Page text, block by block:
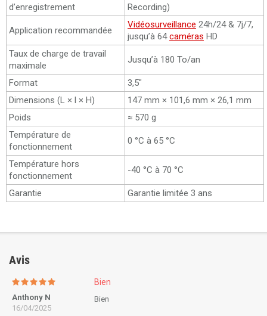
d’enregistrement
Recording)
Application recommandée
Vidéosurveillance 24h/24 & 7j/7,
jusqu’à 64caméras HD
Taux de charge de travail
maximale
Jusqu’à 180 To/an
Format
3,5″
Dimensions (L × l × H)
147 mm × 101,6 mm × 26,1 mm
Poids
≈ 570 g
Température de
fonctionnement
0 °C à 65 °C
Température hors
fonctionnement
-40 °C à 70 °C
Garantie Garantie limitée 3 ans
Avis
Anthony N
16/04/2025
Bien
Bien